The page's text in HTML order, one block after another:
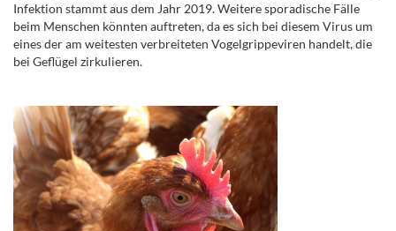
Infektion stammt aus dem Jahr 2019. Weitere sporadische Fälle
beim Menschen könnten auftreten, da es sich bei diesem Virus um
eines der am weitesten verbreiteten Vogelgrippeviren handelt, die
bei Geflügel zirkulieren.